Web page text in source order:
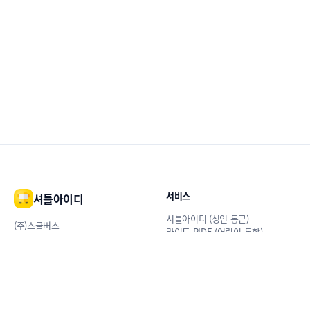
셔틀아이디
(주)스쿨버스
서비스
셔틀아이디 (성인 통근)
라이드 RIDE (어린이 통학)